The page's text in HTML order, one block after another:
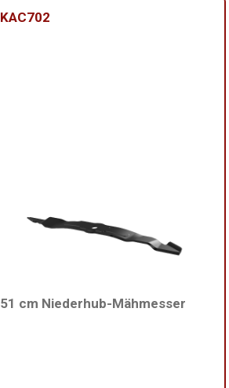
KAC702
51 cm Niederhub-Mähmesser